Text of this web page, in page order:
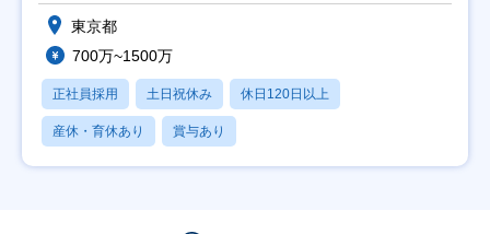
東京都
700万~1500万
正社員採用 土日祝休み 休日120日以上
産休・育休あり 賞与あり